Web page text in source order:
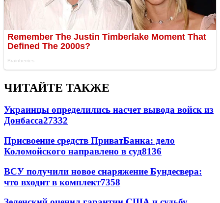
ЧИТАЙТЕ ТАКЖЕ
Украинцы определились насчет вывода войск из
Донбасса27332
Присвоение средств ПриватБанка: дело
Коломойского направлено в суд8136
ВСУ получили новое снаряжение Бундесвера:
что входит в комплект7358